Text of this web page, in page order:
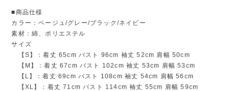
■商品仕様
カラー：ベージュ/グレー/ブラック/ネイビー
素材：綿、ポリエステル
サイズ
【S】：着丈 65cm バスト 96cm 袖丈 52cm 肩幅 50cm
【M】：着丈 67cm バスト 102cm 袖丈 53cm 肩幅 53cm
【L】：着丈 69cm バスト 108cm 袖丈 54cm 肩幅 56cm
【XL】：着丈 71cm バスト 114cm 袖丈 55cm 肩幅 59cm